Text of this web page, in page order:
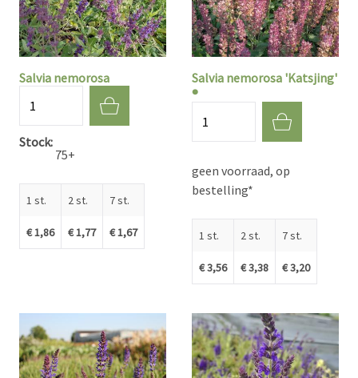
Salvia nemorosa
Stock
75+
1 st.
€ 1,86
2 st.
€ 1,77
7 st.
€ 1,67
Salvia nemorosa 'Katsjing'
®
geen voorraad, op
bestelling*
1 st.
€ 3,56
2 st.
€ 3,38
7 st.
€ 3,20